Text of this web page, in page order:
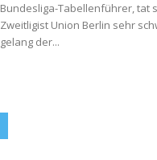
Bundesliga-Tabellenführer, tat
Zweitligist Union Berlin sehr
gelang der...